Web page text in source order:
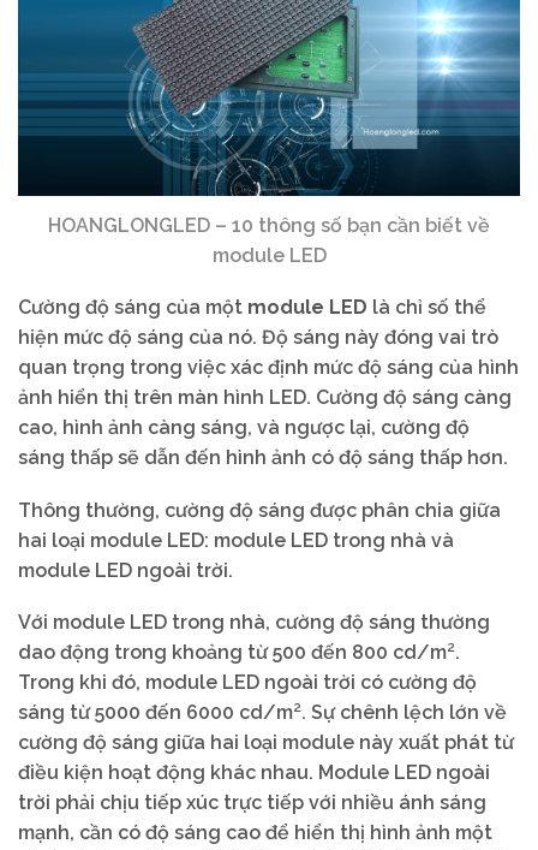
HOANGLONGLED – 10 thông số bạn cần biết về
module LED
Cường độ sáng của một module LED là chỉ số thể
hiện mức độ sáng của nó. Độ sáng này đóng vai trò
quan trọng trong việc xác định mức độ sáng của hình
ảnh hiển thị trên màn hình LED. Cường độ sáng càng
cao, hình ảnh càng sáng, và ngược lại, cường độ
sáng thấp sẽ dẫn đến hình ảnh có độ sáng thấp hơn.
Thông thường, cường độ sáng được phân chia giữa
hai loại module LED: module LED trong nhà và
module LED ngoài trời.
Với module LED trong nhà, cường độ sáng thường
dao động trong khoảng từ 500 đến 800 cd/m².
Trong khi đó, module LED ngoài trời có cường độ
sáng từ 5000 đến 6000 cd/m². Sự chênh lệch lớn về
cường độ sáng giữa hai loại module này xuất phát từ
điều kiện hoạt động khác nhau. Module LED ngoài
trời phải chịu tiếp xúc trực tiếp với nhiều ánh sáng
mạnh, cần có độ sáng cao để hiển thị hình ảnh một